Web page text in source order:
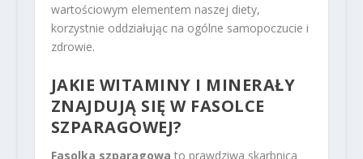
wartościowym elementem naszej diety,
korzystnie oddziałując na ogólne samopoczucie i
zdrowie.
JAKIE WITAMINY I MINERAŁY
ZNAJDUJĄ SIĘ W FASOLCE
SZPARAGOWEJ?
Fasolka szparagowa to prawdziwa skarbnica